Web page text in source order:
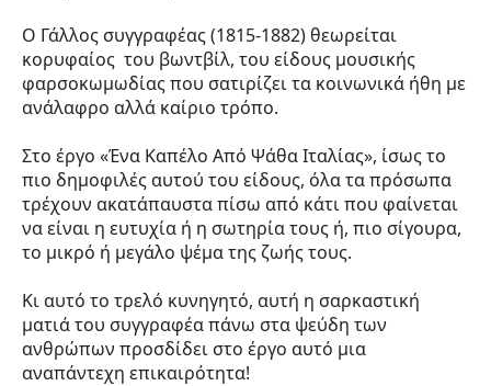
Ο Γάλλος συγγραφέας (1815-1882) θεωρείται
κορυφαίος του βωντβίλ, του είδους μουσικής
φαρσοκωμωδίας που σατιρίζει τα κοινωνικά ήθη με
ανάλαφρο αλλά καίριο τρόπο.
Στο έργο «Ένα Καπέλο Από Ψάθα Ιταλίας», ίσως το
πιο δημοφιλές αυτού του είδους, όλα τα πρόσωπα
τρέχουν ακατάπαυστα πίσω από κάτι που φαίνεται
να είναι η ευτυχία ή η σωτηρία τους ή, πιο σίγουρα,
το μικρό ή μεγάλο ψέμα της ζωής τους.
Κι αυτό το τρελό κυνηγητό, αυτή η σαρκαστική
ματιά του συγγραφέα πάνω στα ψεύδη των
ανθρώπων προσδίδει στο έργο αυτό μια
αναπάντεχη επικαιρότητα!